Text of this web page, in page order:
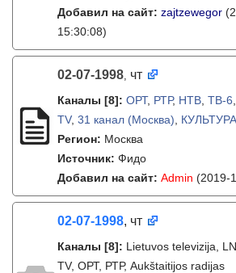
Добавил на сайт: zajtzewegor
15:30:08)
02-07-1998, чт
Каналы [8]: ОРТ, РТР, НТВ ТВ-6
TV, 31 канал (Москва)
КУЛЬТУРА
Регион: Москва
Источник: Фидо
Добавил на сайт: Admin (2019-
02-07-1998, чт
Каналы [8]: Lietuvos televizija,
TV, ОРТ, РТР, Aukštaitijos radijas